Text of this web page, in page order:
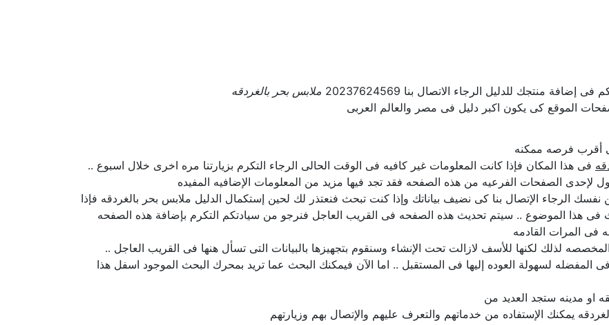
منتجك للدليل الرجاء الاتصال بنا 20237624569
ملابس بحر بالغردقه
الموقع كى يكون اكبر دليل فى مصر والعالم العربى
أقرب فرصه ممكنه
فى هذا المكان فإذا كانت المعلومات غير كافيه فى الوقت الحالى الرجاء التكرم بزيارتنا مره اخرى خلال اسبوع ..
الصفحات الفرعيه من هذه الصفحه فقد تجد فيها مزيد من المعلومات الإضافيه المفيده
نفسك الرجاء الإتصال بنا كى نضيف بياناتك وإذا كنت تبحث فنعتذر لك لحين إستكمال الدليل ملابس بحر بالغردقه فإذا
فى هذا الموضوع .. سيتم تحديث هذه الصفحه فى القريب العاجل فنرجو من سيادتكم التكرم بإضافة هذه الصفحه
فى المرات القادمه
لذلك لكنها للأسف لازالت تحت الإنشاء وسنقوم بتجهيزها بالبيانات التى تسأل هنها فى القريب العاجل ..
لسهولة العوده إليها فى المستقبل .. اما الآن فيمكنك البحث عما تريد بمحرك البحث الموجود اسفل هذا
او مدينه ستجد العديد من
يمكنك الإستفاده من خدماتهم والتعرف عليهم والإتصال بهم وزيارتهم